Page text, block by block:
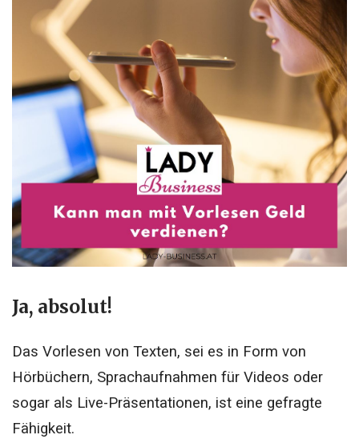
Ja, absolut!
Das Vorlesen von Texten, sei es in Form von
Hörbüchern, Sprachaufnahmen für Videos oder
sogar als Live-Präsentationen, ist eine gefragte
Fähigkeit.